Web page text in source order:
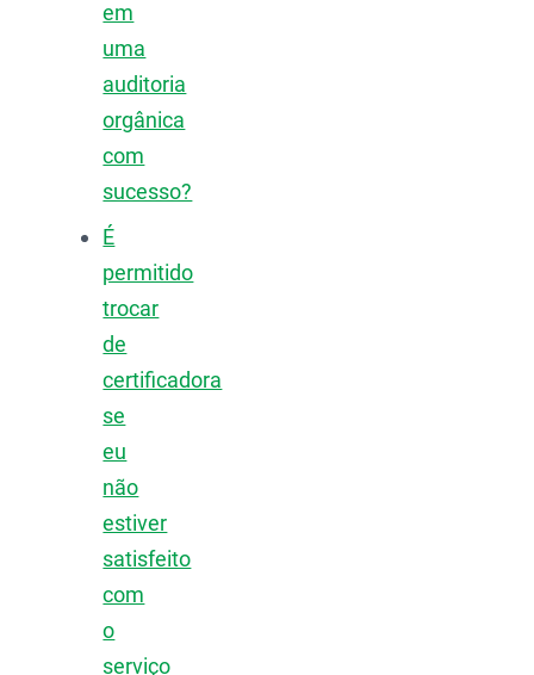
em
uma
auditoria
orgânica
com
sucesso?
É
permitido
trocar
de
certificadora
se
eu
não
estiver
satisfeito
com
o
serviço